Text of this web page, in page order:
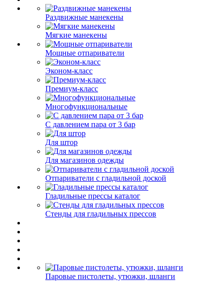
Раздвижные манекены
Мягкие манекены
Мощные отпариватели
Эконом-класс
Премиум-класс
Многофункциональные
С давлением пара от 3 бар
Для штор
Для магазинов одежды
Отпариватели с гладильной доской
Гладильные прессы каталог
Стенды для гладильных прессов
Паровые пистолеты, утюжки, шланги